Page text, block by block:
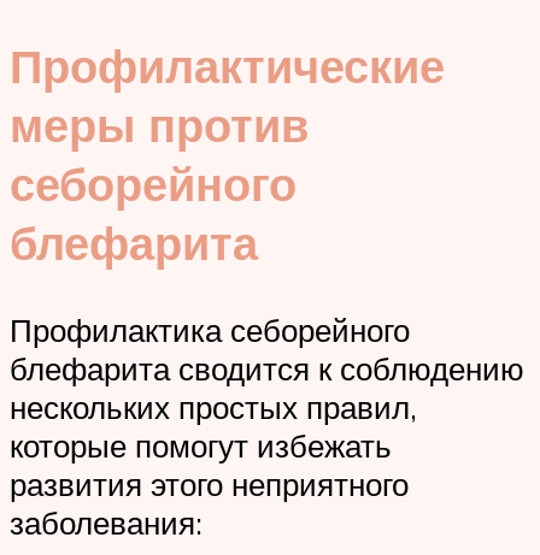
Профилактические
меры против
себорейного
блефарита
Профилактика себорейного
блефарита сводится к соблюдению
нескольких простых правил,
которые помогут избежать
развития этого неприятного
заболевания: